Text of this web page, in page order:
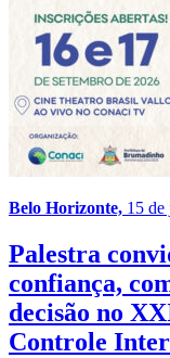
Belo Horizonte, 15 de
Palestra
confiança,
decisão no
Controle